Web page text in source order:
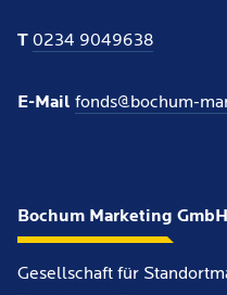
T 0234 9049638
E-Mail fonds@bochum-
Bochum Marketing GmbH
Gesellschaft für